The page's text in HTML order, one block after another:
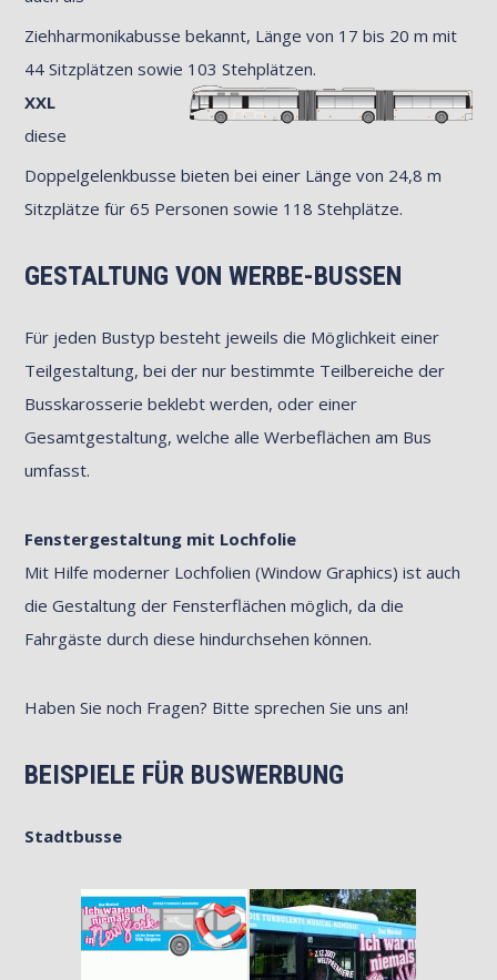
Ziehharmonikabusse bekannt, Länge von 17 bis 20 m mit
44 Sitzplätzen sowie 103 Stehplätzen.
XXL
diese
Doppelgelenkbusse bieten bei einer Länge von 24,8 m
Sitzplätze für 65 Personen sowie 118 Stehplätze.
GESTALTUNG VON WERBE-BUSSEN
Für jeden Bustyp besteht jeweils die Möglichkeit einer
Teilgestaltung, bei der nur bestimmte Teilbereiche der
Busskarosserie beklebt werden, oder einer
Gesamtgestaltung, welche alle Werbeflächen am Bus
umfasst.
Fenstergestaltung mit Lochfolie
Mit Hilfe moderner Lochfolien (Window Graphics) ist auch
die Gestaltung der Fensterflächen möglich, da die
Fahrgäste durch diese hindurchsehen können.
Haben Sie noch Fragen? Bitte sprechen Sie uns an!
BEISPIELE FÜR BUSWERBUNG
Stadtbusse